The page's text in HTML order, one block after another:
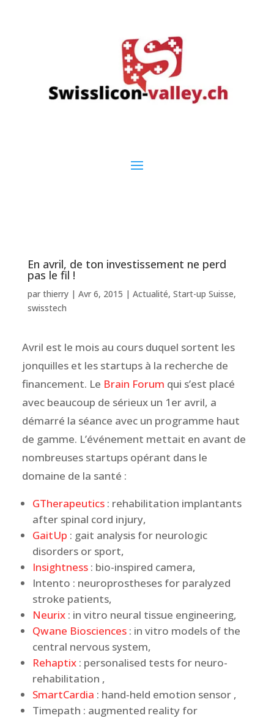
En avril, de ton investissement ne perd
pas le fil !
par thierry| Avr 6, 2015 | Actualité, Start-up Suisse,
swisstech
Avril est le mois au cours duquel sortent les
jonquilles et les startups à la recherche de
financement. Le Brain Forum qui s’est placé
avec beaucoup de sérieux un 1er avril, a
démarré la séance avec un programme haut
de gamme. L’événement mettait en avant de
nombreuses startups opérant dans le
domaine de la santé :
GTherapeutics: rehabilitation implantants
after spinal cord injury,
GaitUp : gait analysis for neurologic
disorders or sport,
Insightness: bio-inspired camera,
Intento : neuroprostheses for paralyzed
stroke patients,
Neurix: in vitro neural tissue engineering,
Qwane Biosciences : in vitro models of the
central nervous system,
Rehaptix: personalised tests for neuro-
rehabilitation ,
SmartCardia : hand‐held emotion sensor ,
Timepath : augmented reality for